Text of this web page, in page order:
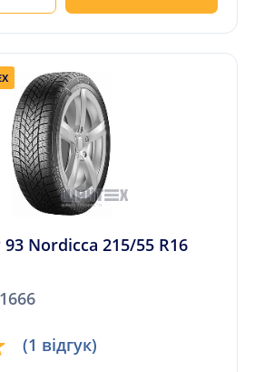
Nordicca 215/55 R16
(1 відгук)